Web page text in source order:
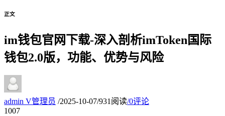
正文
im钱包官网下载-深入剖析imToken国际
钱包2.0版，功能、优势与风险
admin V管理员 /2025-10-07/931阅读/0评论
1007